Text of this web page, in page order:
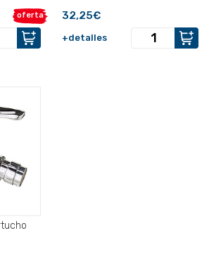
oferta 32,25€
+detalles